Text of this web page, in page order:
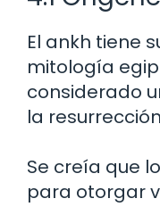
El ankh tiene
mitología
considerado
la
Se creía que
para otorgar